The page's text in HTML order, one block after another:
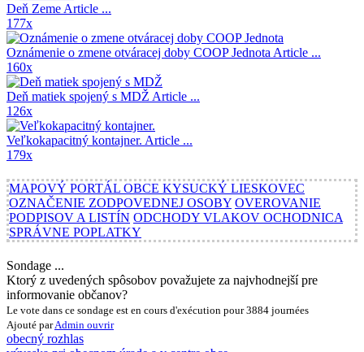
Deň Zeme Article ...
177x
Oznámenie o zmene otváracej doby COOP Jednota Article ...
160x
Deň matiek spojený s MDŽ Article ...
126x
Veľkokapacitný kontajner. Article ...
179x
MAPOVÝ PORTÁL OBCE KYSUCKÝ LIESKOVEC
OZNAČENIE ZODPOVEDNEJ OSOBY OVEROVANIE
PODPISOV A LISTÍN ODCHODY VLAKOV OCHODNICA
SPRÁVNE POPLATKY
Sondage ...
Ktorý z uvedených spôsobov považujete za najvhodnejší pre
informovanie občanov?
Le vote dans ce sondage est en cours d'exécution pour 3884 journées
Ajouté parAdmin ouvrir
obecný rozhlas